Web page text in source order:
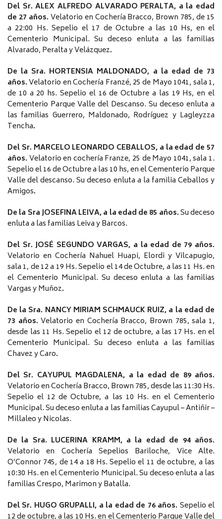
Del Sr. ALEX ALFREDO ALVARADO PERALTA, a la edad
de 27 años. Velatorio en Cochería Bracco, Brown 785, de 15
a 22:00 Hs. Sepelio el 17 de Octubre a las 10 Hs, en el
Cementerio Municipal. Su deceso enluta a las familias
Alvarado, Peralta y Velázquez.
De la Sra. HORTENSIA MALDONADO, a la edad de 73
años.Velatorio en Cochería Franzé, 25 de Mayo 1041, sala 1,
de 10 a 20 hs. Sepelio el 16 de Octubre a las 19 Hs, en el
Cementerio Parque Valle del Descanso. Su deceso enluta a
las familias Guerrero, Maldonado, Rodríguez y Lagleyzza
Tencha.
Del Sr. MARCELO LEONARDO CEBALLOS, a la edad de 57
años. Velatorio en cochería Franze, 25 de Mayo 1041, sala 1.
Sepelio el 16 de Octubre a las 10 hs, en el Cementerio Parque
Valle del descanso. Su deceso enluta a la familia Ceballos y
Amigos.
De la Sra JOSEFINA LEIVA, a la edad de 85 años.Su deceso
enluta a las familias Leiva y Barcos.
Del Sr. JOSÉ SEGUNDO VARGAS, a la edad de 79 años.
Velatorio en Cochería Nahuel Huapi, Elordi y Vilcapugio,
sala 1, de 12 a 19 Hs. Sepelio el 14 de Octubre, a las 11 Hs. en
el Cementerio Municipal. Su deceso enluta a las familias
Vargas y Muñoz.
De la Sra. NANCY MIRIAM SCHMAUCK RUIZ, a la edad de
73 años.Velatorio en Cochería Bracco, Brown 785, sala 1,
desde las 11 Hs. Sepelio el 12 de octubre, a las 17 Hs. en el
Cementerio Municipal. Su deceso enluta a las familias
Chavez y Caro.
Del Sr. CAYUPUL MAGDALENA, a la edad de 89 años.
Velatorio en Cochería Bracco, Brown 785, desde las 11:30 Hs.
Sepelio el 12 de Octubre, a las 10 Hs. en el Cementerio
Municipal. Su deceso enluta a las familias Cayupul – Antiñir –
Millaleo y Nicolas.
De la Sra. LUCERINA KRAMM, a la edad de 94 años.
Velatorio en Cochería Sepelios Bariloche, Vice Alte.
O’Connor 745, de 14 a 18 Hs. Sepelio el 11 de octubre, a las
10:30 Hs. en el Cementerio Municipal. Su deceso enluta a las
familias Crespo, Marimon y Batalla.
Del Sr. HUGO GRUPALLI, a la edad de 76 años. Sepelio el